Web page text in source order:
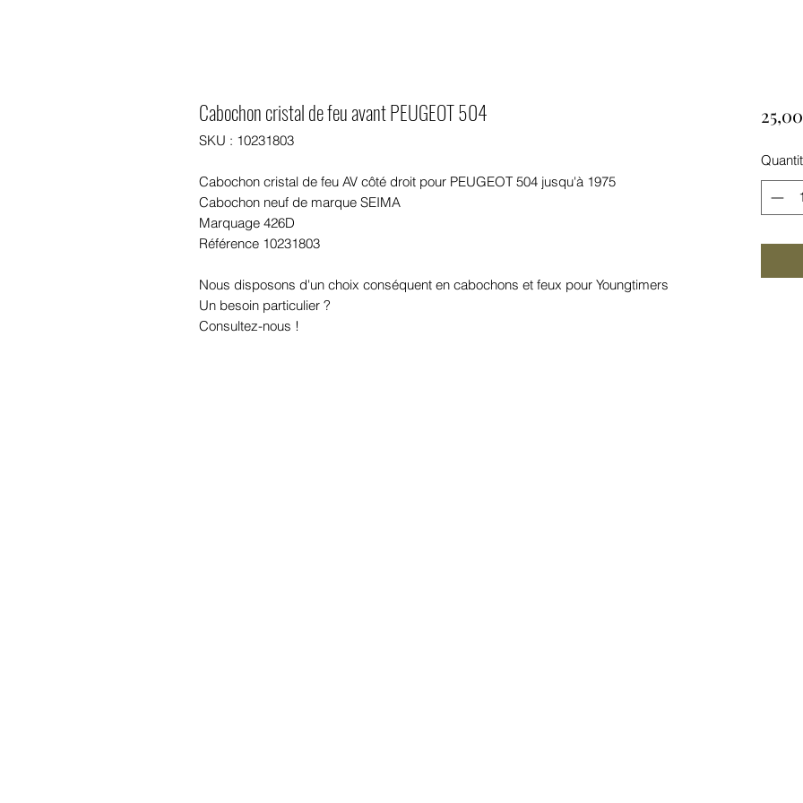
Cabochon cristal de feu avant PEUGEOT 504
SKU : 10231803
Cabochon cristal de feu AV côté droit pour PEUGEOT 504 jusqu'à 1975
Cabochon neuf de marque SEIMA
Marquage 426D
Référence 10231803
Nous disposons d'un choix conséquent en cabochons et feux pour Youngtimers
Un besoin particulier ?
Consultez-nous !